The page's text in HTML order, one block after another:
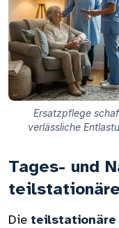
Ersatzpflege
verlässliche
Tages- und
Die teilstationäre